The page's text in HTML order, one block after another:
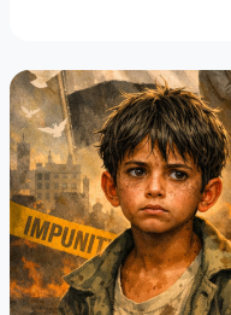
Militia leaders
human-rights-briefing-
the-security-
reading <span class="sr-
to the Presidency, the